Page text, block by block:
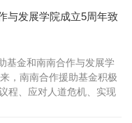
与发展学院成立5周年致
基金和南南合作与发展学
，南南合作援助基金积极
程、应对人道危机、实现